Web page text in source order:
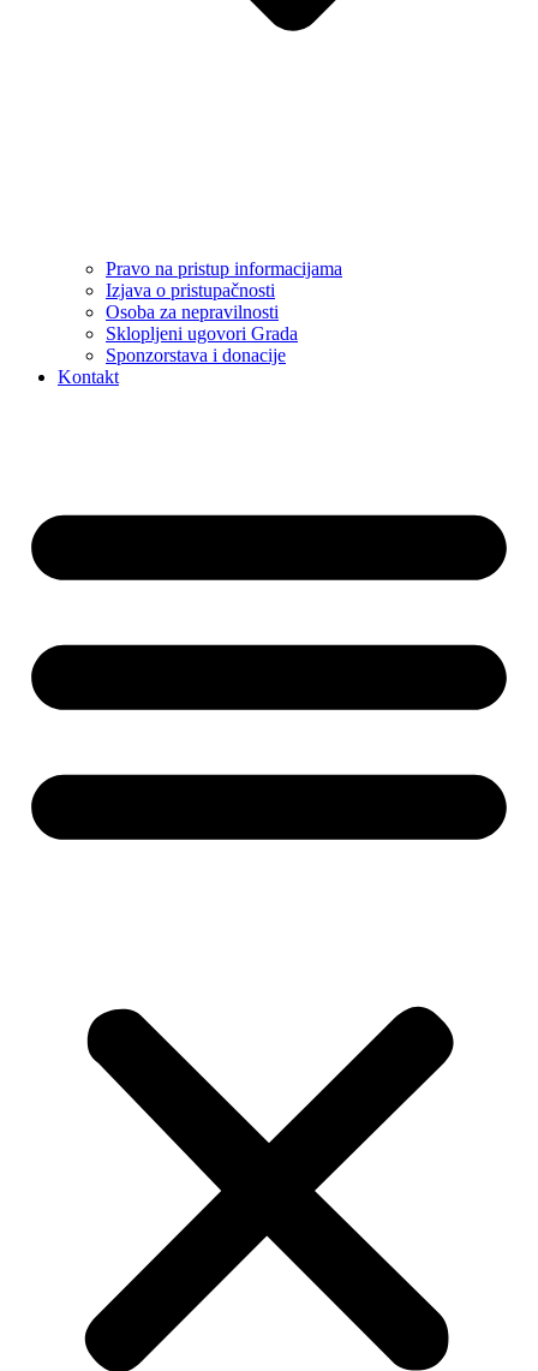
Pravo na pristup informacijama
Izjava o pristupačnosti
Osoba za nepravilnosti
Sklopljeni ugovori Grada
Sponzorstava i donacije
Kontakt